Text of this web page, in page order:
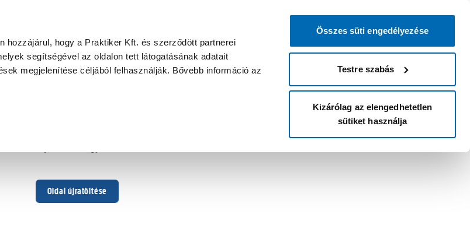
hozzájárul, hogy a Praktiker Kft. és szerződött partnerei
segítségével az oldalon tett látogatásának adatait
megjelenítése céljából felhasználják. Bővebb információ az
Összes süti engedélyezése
Testre szabás
Kizárólag az elengedhetetlen
sütiket használja
Oldal újratöltése